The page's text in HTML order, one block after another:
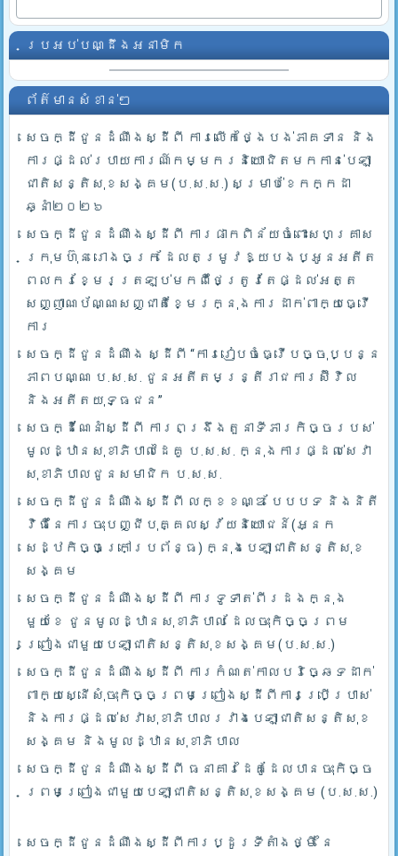
ប្រអប់បណ្ដឹងអនាមិក
ព័ត៌មានសំខាន់ៗ
សេចក្ដីជូនដំណឹងស្ដីពី ការលើកថ្ងៃបង់ភាគទាន និង
ការផ្ដល់របាយការណ៍កម្មករនិយោជិតមកកាន់បេឡា
ជាតិសន្តិសុខសង្គម(ប.ស.ស.) សម្រាប់ខែកក្កដា
ឆ្នាំ២០២៦
សេចក្ដីជូនដំណឹងស្ដីពី ការផាកពិន័យចំពោះសហគ្រាស
ក្រុមហ៊ុន រោងចក្រ ដែលតម្រូវឱ្យបងប្អូនអតីត
ពលករខ្មែរត្រឡប់មកពីថៃត្រូវតែផ្ដល់អត្ត
សញ្ញាណប័ណ្ណសញ្ជាតិខ្មែរក្នុងការដាក់ពាក្យធ្វើ
ការ
សេចក្ដីជូនដំណឹង ស្ដីពី “ការរៀបចំធ្វើបច្ចុប្បន្ន
ភាពបណ្ណ ប.ស.ស. ជូនអតីតមន្ត្រីរាជការស៊ីវិល
និងអតីតយុទ្ធជន”
សេចក្ដីណែនាំស្ដីពី ការពង្រឹងតួនាទីភារកិច្ចរបស់
មូលដ្ឋានសុខាភិបាលដៃគូ ប.­ស.ស. ក្នុងការផ្ដល់សេវា
សុខាភិបាលជូនសមាជិក ប.ស.ស.
សេចក្ដីជូនដំណឹងស្ដីពី លក្ខខណ្ឌ បែបបទ និងនិតី
វិធីនៃការចុះបញ្ជីបុគ្គលស្វ័យនិយោជន៍(អ្នក
សេដ្ឋកិច្ចក្រៅប្រព័ន្ធ) ក្នុងបេឡាជាតិសន្តិសុខ
សង្គម
សេចក្ដីជូនដំណឹងស្ដីពី ការទូទាត់ពីរដងក្នុង
មួយខែ ជូនមូលដ្ឋានសុខាភិបាល ដែលចុះកិច្ចព្រម
ព្រៀងជាមួយបេឡាជាតិសន្តិសុខសង្គម(ប.ស.ស.)
សេចក្ដីជូនដំណឹងស្ដីពី ការកំណត់កាលបរិច្ឆេទដាក់
ពាក្យស្នើសុំចុះកិច្ចព្រមព្រៀងស្ដីពីការប្រើប្រាស់
និងការផ្ដល់សេវាសុខាភិបាលរវាងបេឡាជាតិសន្តិសុខ
សង្គម និងមូលដ្ឋានសុខាភិបាល
សេចក្ដីជូនដំណឹងស្ដីពី ធនាគារដៃគូដែលបានចុះកិច្ច
ព្រមព្រៀងជាមួយបេឡាជាតិសន្តិសុខសង្គម (ប.ស.ស.)
សេចក្ដីជូនដំណឹងស្ដីពីការប្ដូរទីតាំងថ្មី នៃ